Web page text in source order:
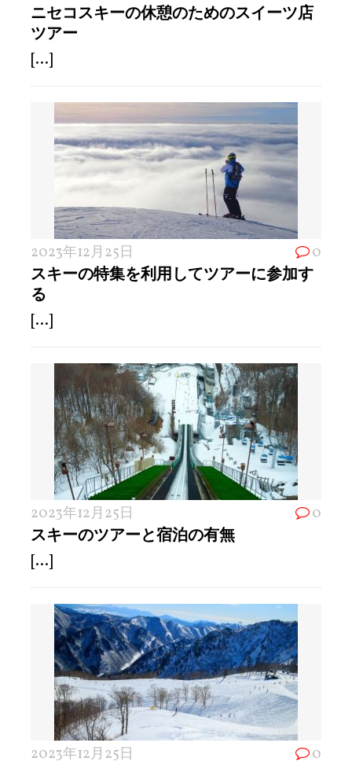
ニセコスキーの休憩のためのスイーツ店
ツアー
[...]
2023年12月25日 0
スキーの特集を利用してツアーに参加す
る
[...]
2023年12月25日 0
スキーのツアーと宿泊の有無
[...]
2023年12月25日 0